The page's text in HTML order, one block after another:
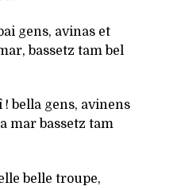
gens, avinas et
bassetz tam bel
! bella gens, avinens
mar bassetz tam
belle troupe,